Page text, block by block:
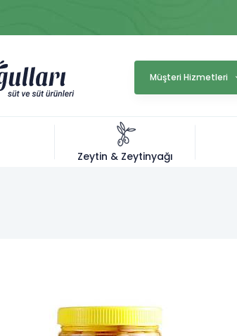
Müşteri Hizmetleri
Zeytin & Zeytinyağı